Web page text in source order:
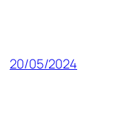
20/05/2024